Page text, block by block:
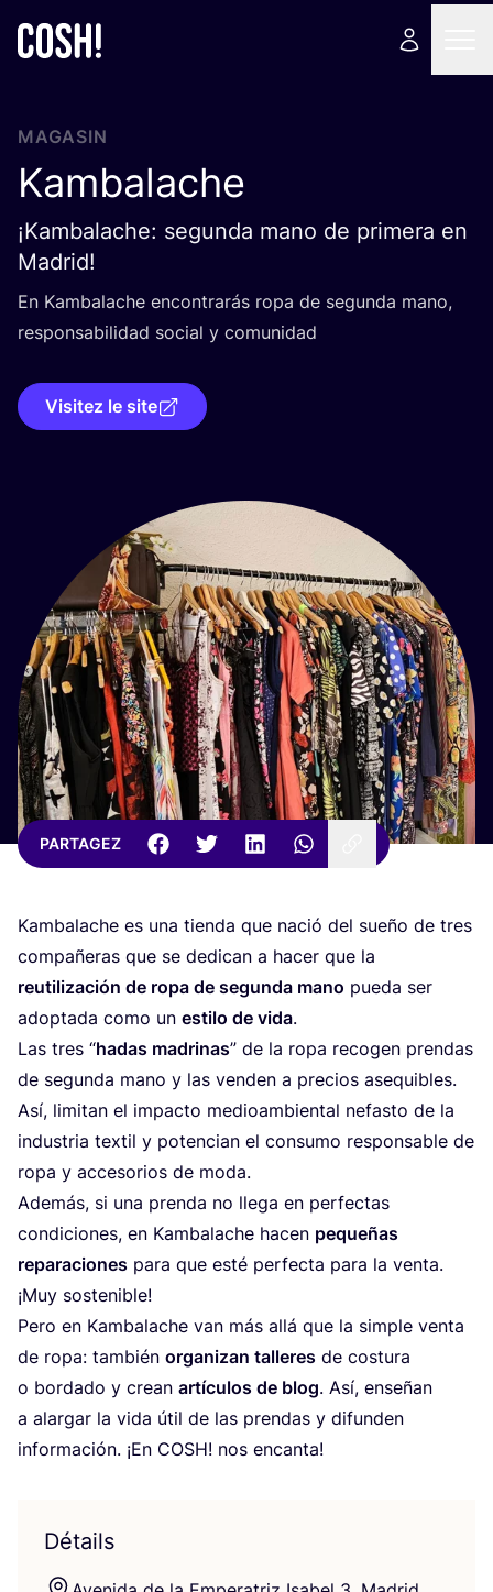
MAGASIN
Kambalache
¡Kambalache: segunda mano de primera en
Madrid!
En Kam­ba­lache encon­trarás ropa de segun­da mano,
res­pon­sa­bi­li­dad social y comunidad
Visitez le site
PARTAGEZ
Kam­ba­lache es una tien­da que nació del sueño de tres
com­pañe­ras que se dedi­can a hacer que la
reu­ti­li­za­ción de ropa de segun­da mano pue­da ser
adop­ta­da como un esti­lo de vida.
Las tres “hadas madri­nas” de la ropa reco­gen pren­das
de segun­da mano y las ven­den a pre­cios ase­quibles.
Así, limi­tan el impac­to medioam­bien­tal nefas­to de la
indus­tria tex­til y poten­cian el consu­mo res­pon­sable de
ropa y acce­so­rios de moda.
Además, si una pren­da no lle­ga en per­fec­tas
condi­ciones, en Kam­ba­lache hacen pequeñas
repa­ra­ciones para que esté per­fec­ta para la ven­ta.
¡Muy sostenible!
Pero en Kam­ba­lache van más allá que la simple ven­ta
de ropa: tam­bién orga­ni­zan tal­leres de cos­tu­ra
o bor­da­do y crean artí­cu­los de blog. Así, enseñan
a alar­gar la vida útil de las pren­das y difun­den
infor­ma­ción. ¡En COSH! nos encanta!
Détails